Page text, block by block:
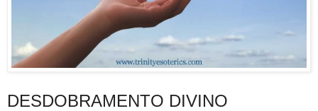
DESDOBRAMENTO DIVINO